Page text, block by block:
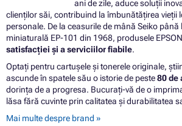
ani de zile, aduce soluții
clienților săi, contribuind la îmbunătățirea vieții
personale. De la ceasurile de mână Seiko
miniaturală EP-101 din 1968, produsele
satisfacției și a serviciilor fiabile.
Optați pentru cartușele și tonerele originale,
ascunde în spatele său o istorie de peste80 de
dorința de a progresa. Bucurați-vă de o
lăsa fără cuvinte prin calitatea și durabilitatea
Mai multe despre brand »